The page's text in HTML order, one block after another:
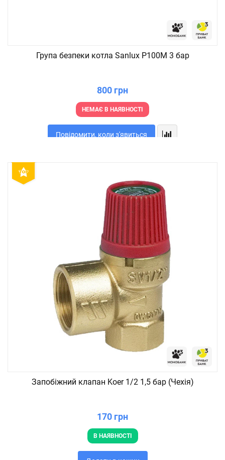
Група безпеки котла Sanlux P100M 3 бар
800 грн
НЕМАЄ В НАЯВНОСТІ
Повідомити, коли з'явиться
Запобіжний клапан Koer 1/2 1,5 бар (Чехія)
170 грн
В НАЯВНОСТІ